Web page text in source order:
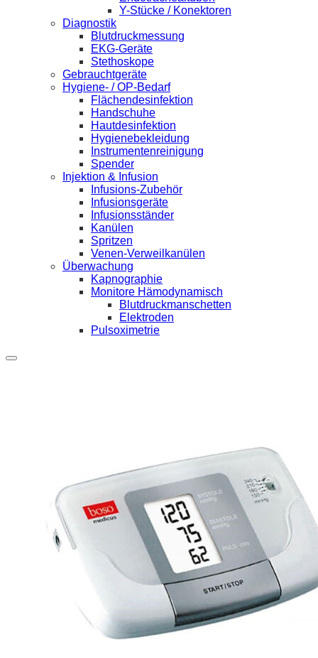
Y-Stücke / Konektoren
Diagnostik
Blutdruckmessung
EKG-Geräte
Stethoskope
Gebrauchtgeräte
Hygiene- / OP-Bedarf
Flächendesinfektion
Handschuhe
Hautdesinfektion
Hygienebekleidung
Instrumentenreinigung
Spender
Injektion & Infusion
Infusions-Zubehör
Infusionsgeräte
Infusionsständer
Kanülen
Spritzen
Venen-Verweilkanülen
Überwachung
Kapnographie
Monitore Hämodynamisch
Blutdruckmanschetten
Elektroden
Pulsoximetrie